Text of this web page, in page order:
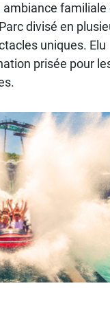
ambiance familiale
divisé en
uniques. Elu
prisée pour